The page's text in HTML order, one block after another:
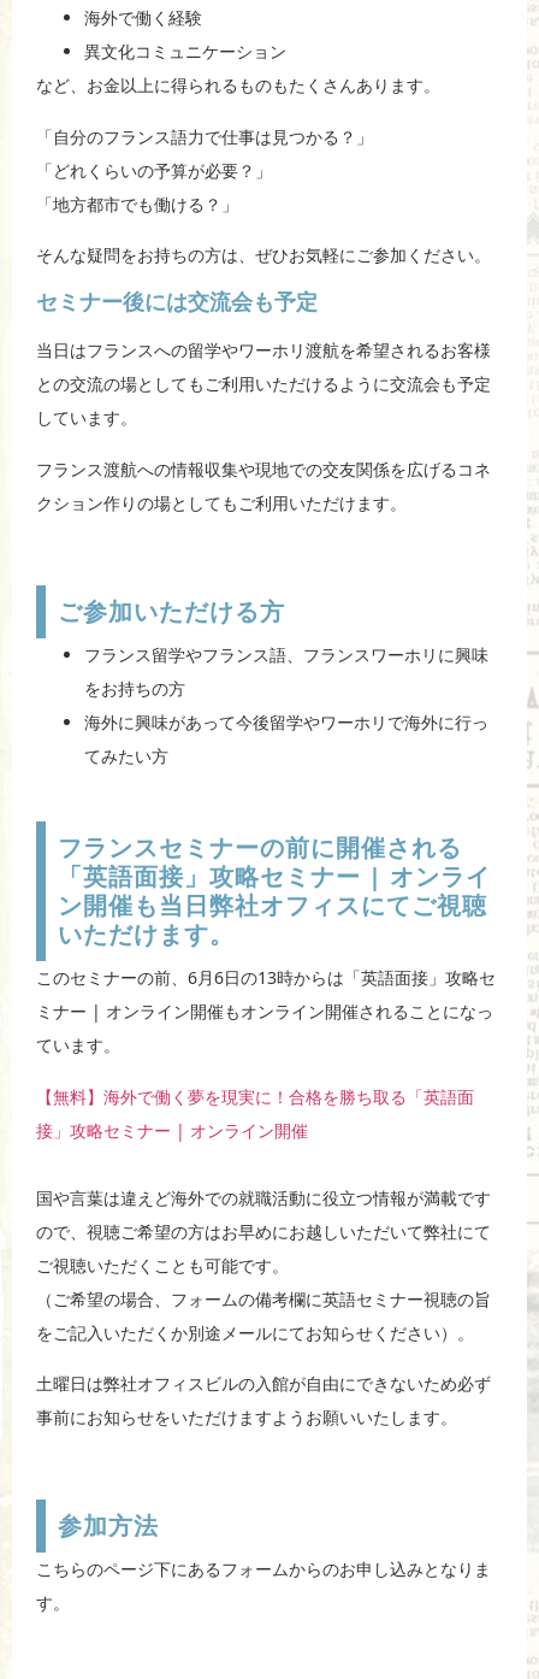
海外で働く経験
異文化コミュニケーション
など、お金以上に得られるものもたくさんあります。
「自分のフランス語力で仕事は見つかる？」
「どれくらいの予算が必要？」
「地方都市でも働ける？」
そんな疑問をお持ちの方は、ぜひお気軽にご参加ください。
セミナー後には交流会も予定
当日はフランスへの留学やワーホリ渡航を希望されるお客様
との交流の場としてもご利用いただけるように交流会も予定
しています。
フランス渡航への情報収集や現地での交友関係を広げるコネ
クション作りの場としてもご利用いただけます。
ご参加いただける方
フランス留学やフランス語、フランスワーホリに興味
をお持ちの方
海外に興味があって今後留学やワーホリで海外に行っ
てみたい方
フランスセミナーの前に開催される
「英語面接」攻略セミナー | オンライ
ン開催も当日弊社オフィスにてご視聴
いただけます。
このセミナーの前、6月6日の13時からは「英語面接」攻略セ
ミナー | オンライン開催もオンライン開催されることになっ
ています。
【無料】海外で働く夢を現実に！合格を勝ち取る「英語面
接」攻略セミナー | オンライン開催
国や言葉は違えど海外での就職活動に役立つ情報が満載です
ので、視聴ご希望の方はお早めにお越しいただいて弊社にて
ご視聴いただくことも可能です。
（ご希望の場合、フォームの備考欄に英語セミナー視聴の旨
をご記入いただくか別途メールにてお知らせください）。
土曜日は弊社オフィスビルの入館が自由にできないため必ず
事前にお知らせをいただけますようお願いいたします。
参加方法
こちらのページ下にあるフォームからのお申し込みとなりま
す。